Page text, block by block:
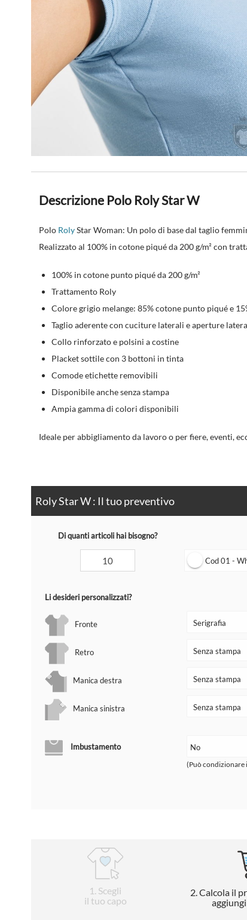
Descrizione Polo Roly Star W
Polo RolyStar Woman: Un polo di base dal taglio
Realizzato al 100% in cotone piqué da 200 g/m² con
100% in cotone punto piqué da 200 g/m²
Trattamento Roly
Colore grigio melange: 85% cotone punto piqué e
Taglio aderente con cuciture laterali e aperture
Collo rinforzato e polsini a costine
Placket sottile con 3 bottoni in tinta
Comode etichette removibili
Disponibile anche senza stampa
Ampia gamma di colori disponibili
Ideale per abbigliamento da lavoro o per fiere, eventi,
Roly Star W : Il tuo preventivo
Di quanti articoli hai bisogno?
Cod 01 -
Li desideri personalizzati?
Fronte
Retro
Manica destra
Manica sinistra
Imbustamento
(Può condizionare
1 . Scegli
il tuo capo
2. Calcola il